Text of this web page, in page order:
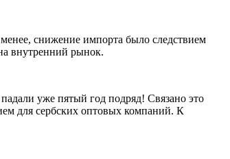
снижение импорта было следствием
внутренний рынок.
уже пятый год подряд! Связано это
для сербских оптовых компаний. К